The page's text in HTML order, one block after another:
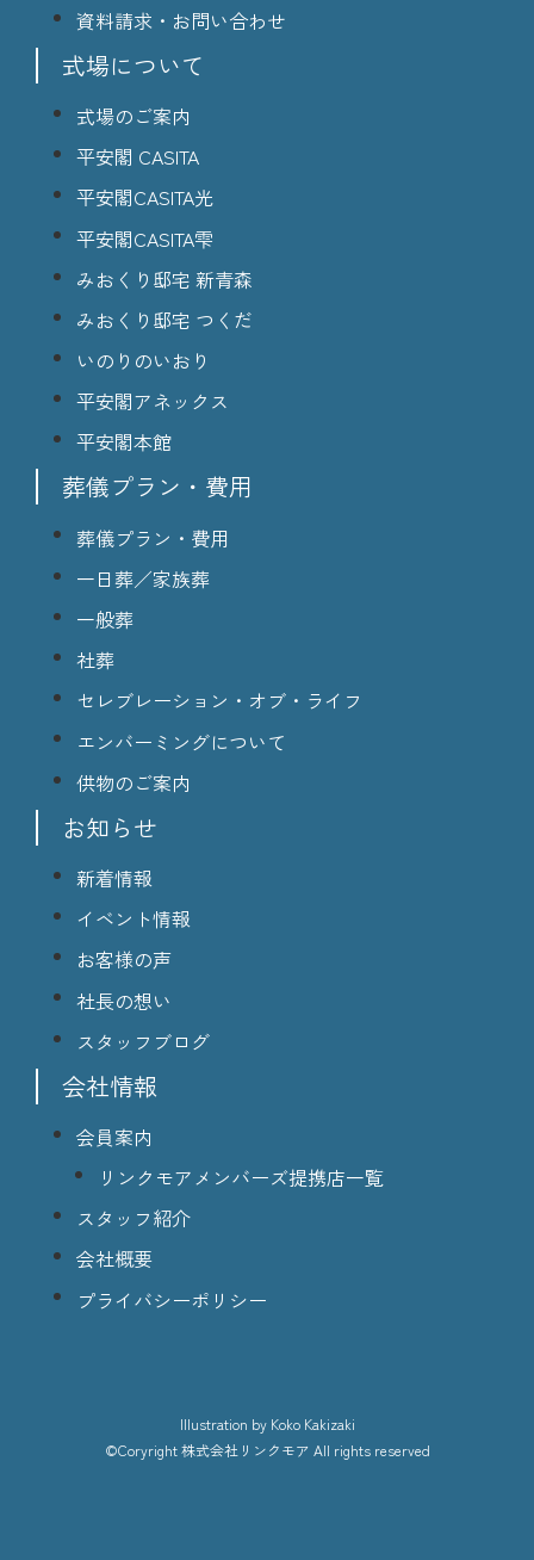
資料請求・お問い合わせ
式場について
式場のご案内
平安閣 CASITA
平安閣CASITA光
平安閣CASITA雫
みおくり邸宅 新青森
みおくり邸宅 つくだ
いのりのいおり
平安閣アネックス
平安閣本館
葬儀プラン・費用
葬儀プラン・費用
一日葬／家族葬
一般葬
社葬
セレブレーション・オブ・ライフ
エンバーミングについて
供物のご案内
お知らせ
新着情報
イベント情報
お客様の声
社長の想い
スタッフブログ
会社情報
会員案内
リンクモアメンバーズ提携店一覧
スタッフ紹介
会社概要
プライバシーポリシー
lllustration by Koko Kakizaki
©Coryright 株式会社リンクモア All rights reserved